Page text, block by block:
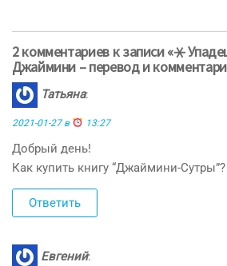
2 комментариев к записи «⚹
Джаймини – перевод и
Татьяна:
2021-01-27 в 13:27
Добрый день!
Как купить книгу “Джаймини-Сутры”?
Ответить
Евгений: